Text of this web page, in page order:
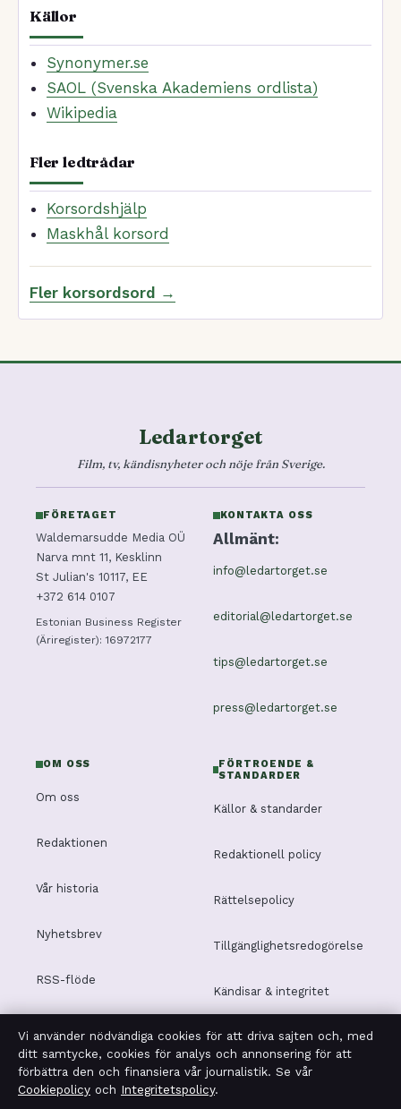
Källor
Synonymer.se
SAOL (Svenska Akademiens ordlista)
Wikipedia
Fler ledtrådar
Korsordshjälp
Maskhål korsord
Fler korsordsord →
Ledartorget
Film, tv, kändisnyheter och nöje från Sverige.
FÖRETAGET
Waldemarsudde Media OÜ
Narva mnt 11, Kesklinn
St Julian's 10117, EE
+372 614 0107
Estonian Business Register
(Äriregister): 16972177
KONTAKTA OSS
Allmänt:
info@ledartorget.se
editorial@ledartorget.se
tips@ledartorget.se
press@ledartorget.se
OM OSS
Om oss
Redaktionen
Vår historia
Nyhetsbrev
RSS-flöde
FÖRTROENDE &
STANDARDER
Källor & standarder
Redaktionell policy
Rättelsepolicy
Tillgänglighetsredogörelse
Kändisar & integritet
Integritetspolicy
Vi använder nödvändiga cookies för att driva sajten och, med
ditt samtycke, cookies för analys och annonsering för att
förbättra den och finansiera vår journalistik. Se vår
Cookiepolicy och Integritetspolicy.